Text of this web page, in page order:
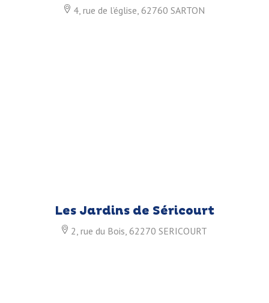
4, rue de l’église, 62760 SARTON
Les Jardins de Séricourt
2, rue du Bois, 62270 SERICOURT